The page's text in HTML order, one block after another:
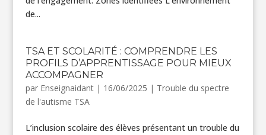
de...
TSA ET SCOLARITÉ : COMPRENDRE LES
PROFILS D’APPRENTISSAGE POUR MIEUX
ACCOMPAGNER
par Enseignaidant| 16/06/2025 | Trouble du spectre
de l'autisme TSA
L’inclusion scolaire des élèves présentant un trouble du